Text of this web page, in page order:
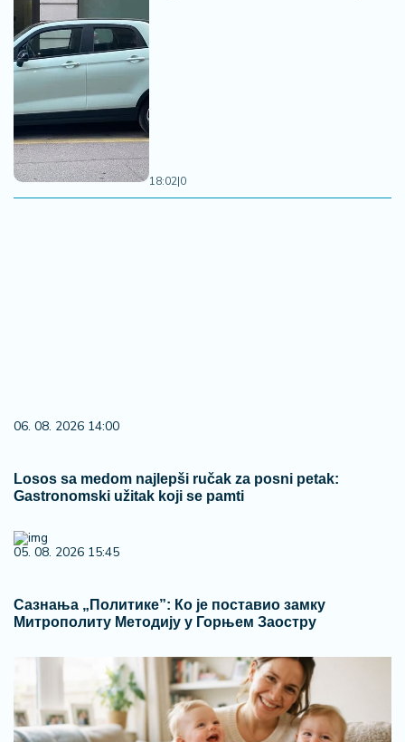
18:02|0
06. 08. 2026 14:00
Losos sa medom najlepši ručak za posni petak:
Gastronomski užitak koji se pamti
05. 08. 2026 15:45
Сазнања „Политике”: Ко је поставио замку
Митрополиту Методију у Горњем Заостру